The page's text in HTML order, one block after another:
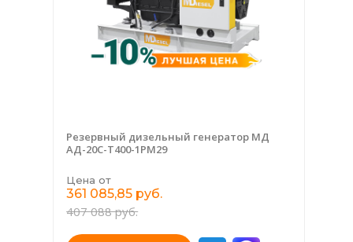
Резервный дизельный генератор МД
АД-20С-Т400-1РМ29
Цена от
361 085,85 руб.
407 088 руб.